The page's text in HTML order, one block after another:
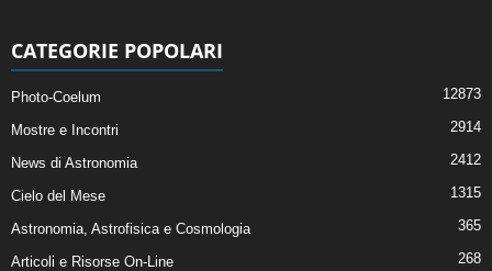
CATEGORIE POPOLARI
Photo-Coelum 12873
Mostre e Incontri 2914
News di Astronomia 2412
Cielo del Mese 1315
Astronomia, Astrofisica e Cosmologia 365
Articoli e Risorse On-Line 268